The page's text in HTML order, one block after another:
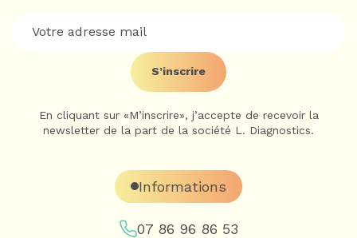
S’inscrire
En cliquant sur «M’inscrire», j’accepte de recevoir la
newsletter de la part de la société L. Diagnostics.
Informations
07 86 96 86 53